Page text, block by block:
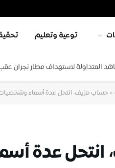
توعية وتعليم
المتداولة لاستهداف مطار نجران
» حساب مزيف، انتحل عدة أسماء
انتحل عدة